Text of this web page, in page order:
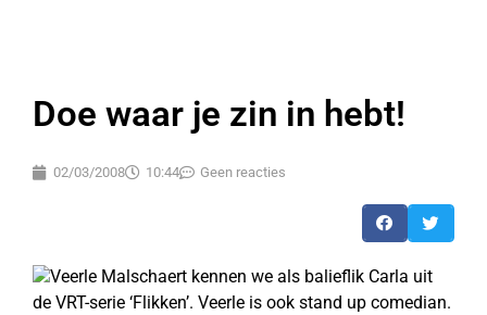
Doe waar je zin in hebt!
02/03/2008 10:44 Geen reacties
Veerle Malschaert kennen we als balieflik Carla uit
de VRT-serie ‘Flikken’. Veerle is ook stand up comedian.